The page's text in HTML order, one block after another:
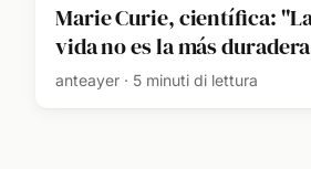
Marie Curie, científica:
vida no es la más
más bien aquella que está
anteayer · 5 minuti di lettura